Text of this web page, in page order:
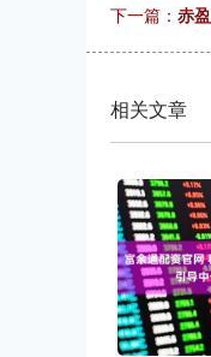
下一篇： 赤
相关文章